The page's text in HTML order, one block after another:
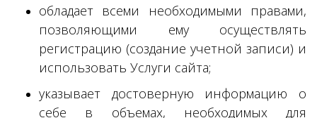
обладает всеми необходимыми правами,
позволяющими ему осуществлять
регистрацию (создание учетной записи) и
использовать Услуги сайта;
указывает достоверную информацию о
себе в объемах, необходимых для